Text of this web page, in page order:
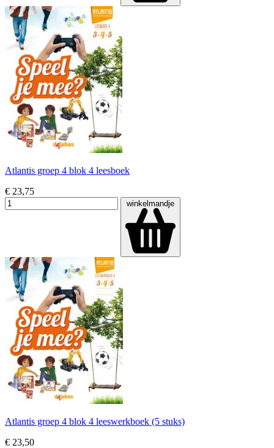
Atlantis groep 4 blok 4 leesboek
€ 23,75
winkelmandje
Atlantis groep 4 blok 4 leeswerkboek (5 stuks)
€ 23,50